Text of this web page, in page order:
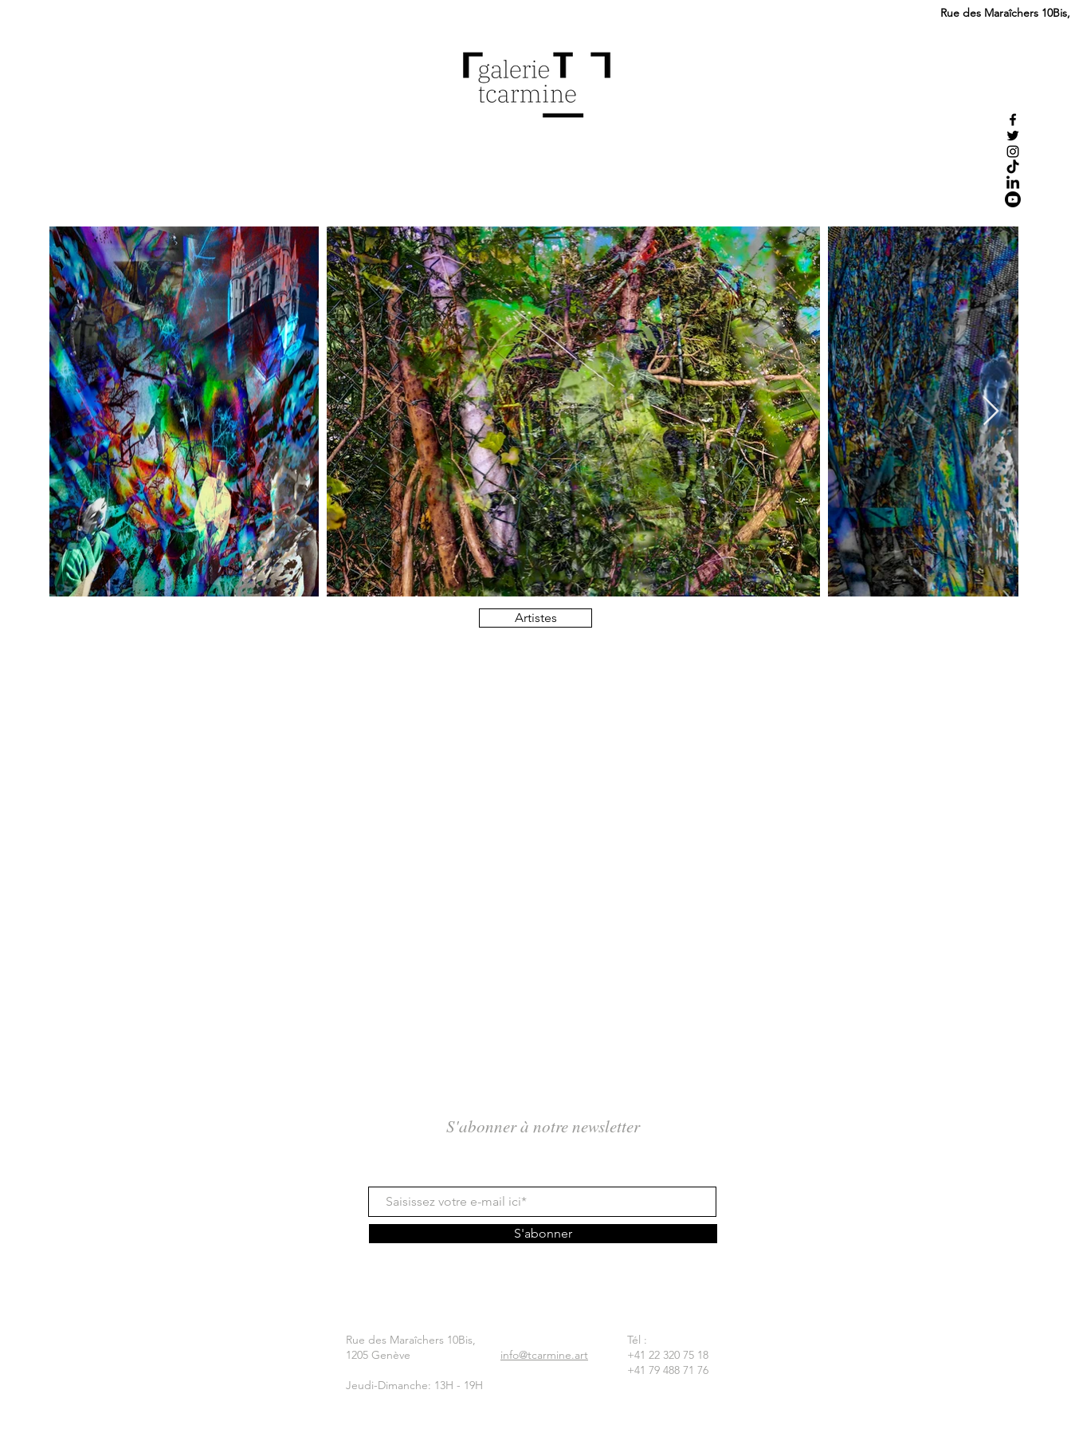
Rue des Maraîchers
Artistes
S'abonner à notre newsletter
S'abonner
Rue des Maraîchers 10Bis,
1205 Genève
Jeudi-Dimanche: 13H - 19H
Tél :
+41 22 320 75 18
+41 79 488 71 76
info@tcarmine.art